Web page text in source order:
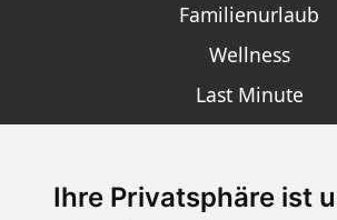
Ihre Privatsphäre ist
Familienurlaub
Wellness
Last Minute
SCHNEEHÖHEN SKI